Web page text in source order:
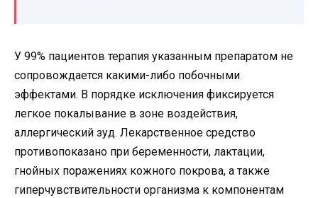
У 99% пациентов терапия указанным препаратом не
сопровождается какими-либо побочными
эффектами. В порядке исключения фиксируется
легкое покалывание в зоне воздействия,
аллергический зуд. Лекарственное средство
противопоказано при беременности, лактации,
гнойных поражениях кожного покрова, а также
гиперчувствительности организма к компонентам